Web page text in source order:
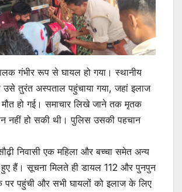
गंभीर रूप से घायल हो गया। स्थानीय
उसे तुरंत अस्पताल पहुंचाया गया, जहां इलाज
हो गई। समाचार लिखे जाने तक मृतक
नहीं हो सकी थी। पुलिस उसकी पहचान
निवासी एक महिला और बच्चा समेत अन्य
हुए हैं। सूचना मिलते ही डायल 112 और पुनपुन
पर पहुंची और सभी घायलों को इलाज के लिए